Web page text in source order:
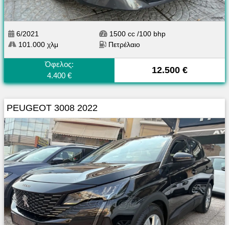
6/2021
101.000 χλμ
1500 cc /100 bhp
Πετρέλαιο
Όφελος:
4.400 €
12.500 €
PEUGEOT 3008 2022